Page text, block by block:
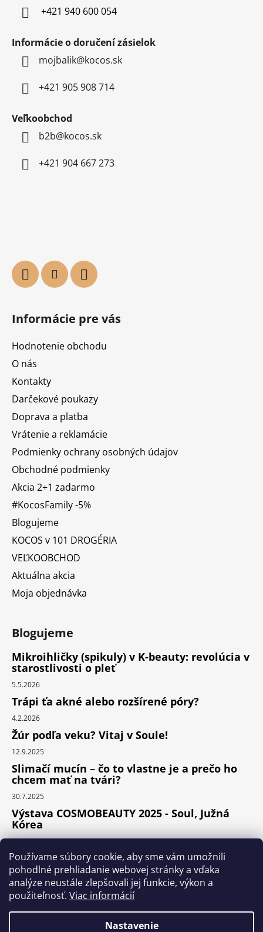
Používame súbory cookie, aby sme vám umožnili
pohodlné prehliadanie webovej stránky a vďaka
analýze neustále zlepšovali jej funkcie, výkon a
použiteľnosť. Viac informácií
Nastavenie
ý
p
+421 940 600 054
Informácie o doručení zásielok
mojbalik@kocos.sk
+421 905 908 714
Veľkoobchod
b2b@kocos.sk
+421 904 667 273
Informácie pre vás
Hodnotenie obchodu
O nás
Kontakty
Darčekové poukazy
Doprava a platba
Vrátenie a reklamácie
Podmienky ochrany osobných údajov
Obchodné podmienky
Akcia 2+1 zadarmo
#KocosFamily -5%
Blogujeme
KOCOS v 101 DROGÉRIA
VEĽKOOBCHOD
Aktuálna akcia
Moja objednávka
Blogujeme
Mikroihličky (spikuly) v K-beauty: revolúcia v
starostlivosti o pleť
5.5.2026
Trápi ťa akné alebo rozšírené póry?
4.2.2026
Žúr podľa veku? Vitaj v Soule!
12.9.2025
Slimačí mucín – čo to vlastne je a prečo ho
chcem mať na tvári?
30.7.2025
Výstava COSMOBEAUTY 2025 - Soul, Južná
Kórea
11.6.2025
Instagram